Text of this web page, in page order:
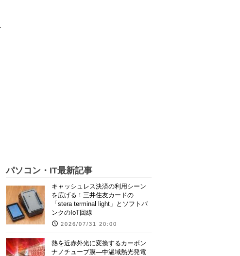
パソコン・IT最新記事
キャッシュレス決済の利用シーン
を広げる！三井住友カードの
「stera terminal light」とソフトバ
ンクのIoT回線
2026/07/31 20:00
熱を近赤外光に変換するカーボン
ナノチューブ膜―中温域熱光発電